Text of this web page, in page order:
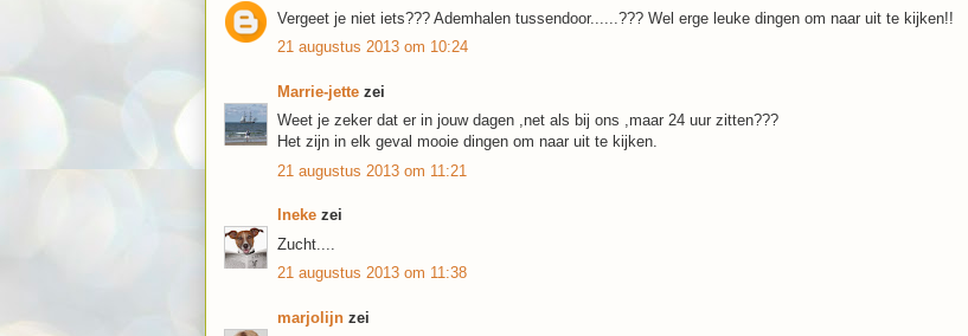
Vergeet je niet iets??? Ademhalen tussendoor......??? Wel erge leuke dingen om naar uit te kijken!!
21 augustus 2013 om 10:24
Marrie-jette zei
Weet je zeker dat er in jouw dagen ,net als bij ons ,maar 24 uur zitten???
Het zijn in elk geval mooie dingen om naar uit te kijken.
21 augustus 2013 om 11:21
Ineke zei
Zucht....
21 augustus 2013 om 11:38
marjolijn zei